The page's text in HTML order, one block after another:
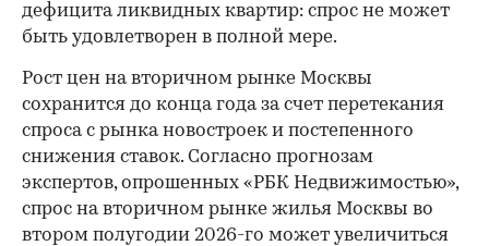
дефицита ликвидных квартир: спрос не может
быть удовлетворен в полной мере.
Рост цен на вторичном рынке Москвы
сохранится до конца года за счет перетекания
спроса с рынка новостроек и постепенного
снижения ставок. Согласно прогнозам
экспертов, опрошенных «РБК Недвижимостью»,
спрос на вторичном рынке жилья Москвы во
втором полугодии 2026-го может увеличиться